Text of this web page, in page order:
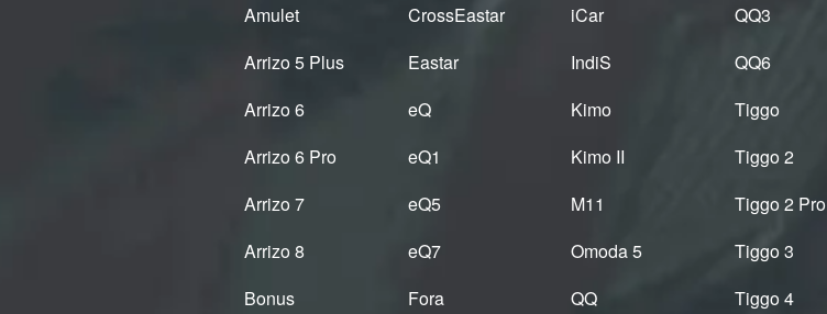
Amulet
Arrizo 5 Plus
Arrizo 6
Arrizo 6 Pro
Arrizo 7
Arrizo 8
Bonus
CrossEastar
Eastar
eQ
eQ1
eQ5
eQ7
Fora
iCar
IndiS
Kimo
Kimo II
M11
Omoda 5
QQ
QQ3
QQ6
Tiggo
Tiggo 2
Tiggo 2 Pro
Tiggo 3
Tiggo 4